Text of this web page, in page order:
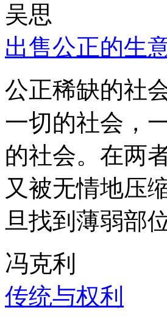
吴思
出售公正的生
公正稀缺的社
一切的社会，
的社会。在两
又被无情地压
旦找到薄弱部
冯克利
传统与权利